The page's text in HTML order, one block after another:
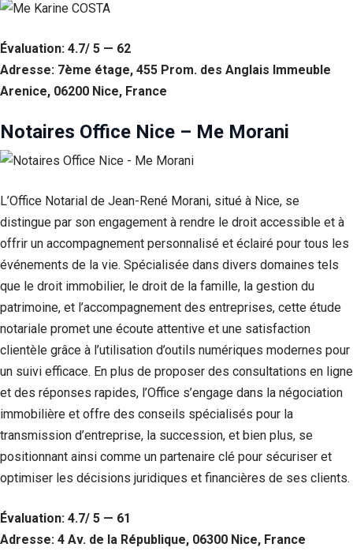
Évaluation: 4.7/ 5 — 62
Adresse: 7ème étage, 455 Prom. des Anglais Immeuble
Arenice, 06200 Nice, France
Notaires Office Nice – Me Morani
L’Office Notarial de Jean-René Morani, situé à Nice, se
distingue par son engagement à rendre le droit accessible et à
offrir un accompagnement personnalisé et éclairé pour tous les
événements de la vie. Spécialisée dans divers domaines tels
que le droit immobilier, le droit de la famille, la gestion du
patrimoine, et l’accompagnement des entreprises, cette étude
notariale promet une écoute attentive et une satisfaction
clientèle grâce à l’utilisation d’outils numériques modernes pour
un suivi efficace. En plus de proposer des consultations en ligne
et des réponses rapides, l’Office s’engage dans la négociation
immobilière et offre des conseils spécialisés pour la
transmission d’entreprise, la succession, et bien plus, se
positionnant ainsi comme un partenaire clé pour sécuriser et
optimiser les décisions juridiques et financières de ses clients.
Évaluation: 4.7/ 5 — 61
Adresse: 4 Av. de la République, 06300 Nice, France